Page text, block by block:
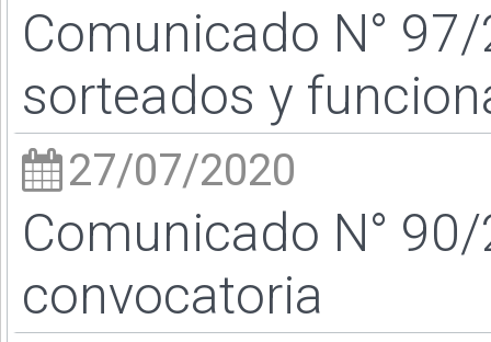
Comunicado N°
sorteados y
27/07/2020
Comunicado N°
convocatoria